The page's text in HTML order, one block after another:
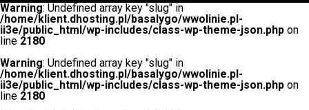
Warning: Undefined array key "slug" in
/home/klient.dhosting.pl/basalygo/wwolinie.pl-
ii3e/public_html/wp-includes/class-wp-theme-json.php on
line 2180
Warning: Undefined array key "slug" in
/home/klient.dhosting.pl/basalygo/wwolinie.pl-
ii3e/public_html/wp-includes/class-wp-theme-json.php on
line 2180